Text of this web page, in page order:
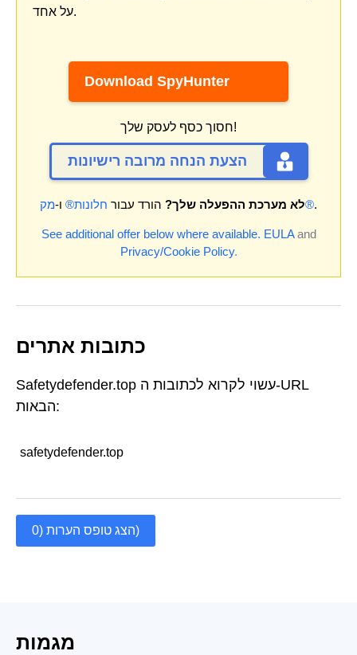
על אחד.
Download SpyHunter
חסוך כסף לעסק שלך!
הצעת הנחה מרובה רישיונות
לא מערכת ההפעלה שלך? הורד עבור חלונות® ו- מק®.
See additional offer below where available. EULAand
Privacy/Cookie Policy.
כתובות אתרים
Safetydefender.top עשוי לקרוא לכתובות ה-URL
הבאות:
safetydefender.top
הצג טופס הערות (0)
מגמות